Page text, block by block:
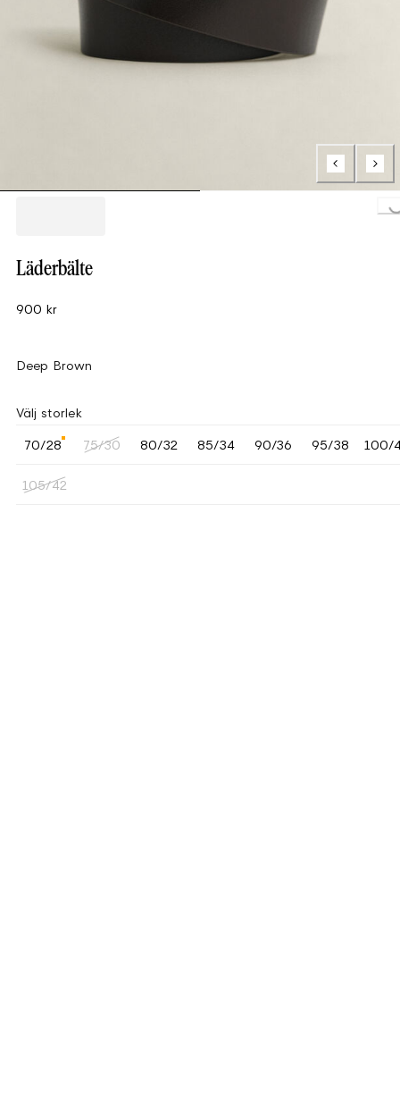
Läderbälte
900 kr
Deep Brown
Välj storlek
70/28 75/30 80/32 85/34 90/36 95/38 100/
105/42